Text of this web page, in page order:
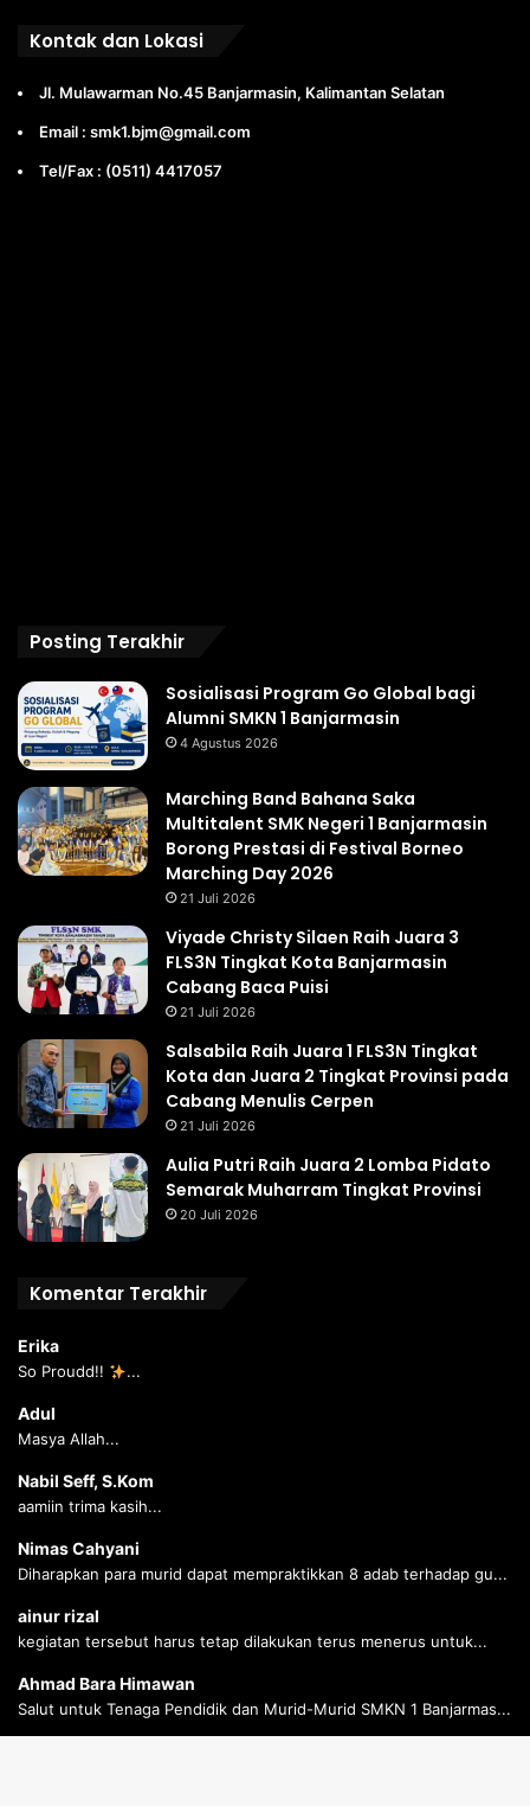
Kontak dan Lokasi
Jl. Mulawarman No.45 Banjarmasin, Kalimantan Selatan
Email : smk1.bjm@gmail.com
Tel/Fax : (0511) 4417057
Posting Terakhir
Sosialisasi Program Go Global bagi
Alumni SMKN 1 Banjarmasin
4 Agustus 2026
Marching Band Bahana Saka
Multitalent SMK Negeri 1 Banjarmasin
Borong Prestasi di Festival Borneo
Marching Day 2026
21 Juli 2026
Viyade Christy Silaen Raih Juara 3
FLS3N Tingkat Kota Banjarmasin
Cabang Baca Puisi
21 Juli 2026
Salsabila Raih Juara 1 FLS3N Tingkat
Kota dan Juara 2 Tingkat Provinsi pada
Cabang Menulis Cerpen
21 Juli 2026
Aulia Putri Raih Juara 2 Lomba Pidato
Semarak Muharram Tingkat Provinsi
20 Juli 2026
Komentar Terakhir
Erika
So Proudd!! ...
Adul
Masya Allah...
Nabil Seff, S.Kom
aamiin trima kasih...
Nimas Cahyani
Diharapkan para murid dapat mempraktikkan 8 adab terhadap gu...
ainur rizal
kegiatan tersebut harus tetap dilakukan terus menerus untuk...
Ahmad Bara Himawan
Salut untuk Tenaga Pendidik dan Murid-Murid SMKN 1 Banjarmas...